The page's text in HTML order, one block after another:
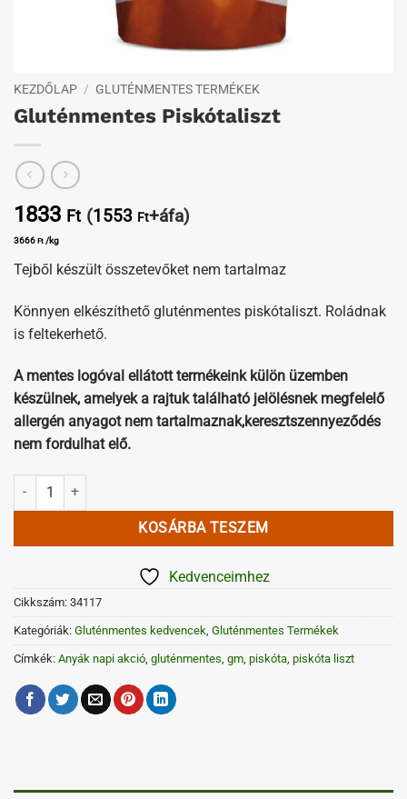
KEZDŐLAP / GLUTÉNMENTES TERMÉKEK
Gluténmentes Piskótaliszt
1833 Ft (1553 Ft+áfa)
3666 Ft /kg
Tejből készült összetevőket nem tartalmaz
Könnyen elkészíthető gluténmentes piskótaliszt. Roládnak
is feltekerhető.
A mentes logóval ellátott termékeink külön üzemben
készülnek, amelyek a rajtuk található jelölésnek megfelelő
allergén anyagot nem tartalmaznak,keresztszennyeződés
nem fordulhat elő.
Gluténmentes Piskótaliszt mennyiség
KOSÁRBA TESZEM
Kedvenceimhez
Cikkszám: 34117
Kategóriák: Gluténmentes kedvencek Gluténmentes Termékek
Címkék: Anyák napi akció gluténmentes gm piskóta piskóta liszt